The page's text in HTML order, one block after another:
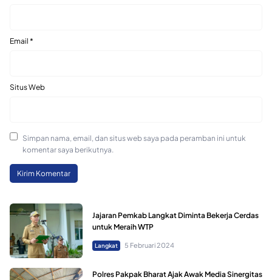
Email *
Situs Web
Simpan nama, email, dan situs web saya pada peramban ini untuk
komentar saya berikutnya.
Jajaran Pemkab Langkat Diminta Bekerja Cerdas
untuk Meraih WTP
Langkat 5 Februari 2024
Polres Pakpak Bharat Ajak Awak Media Sinergitas